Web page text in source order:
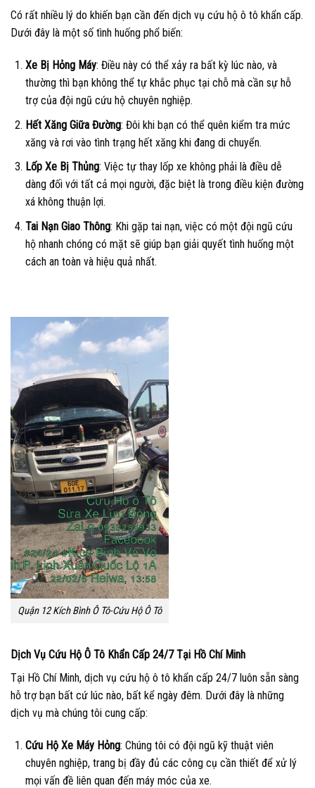
Có rất nhiều lý do khiến bạn cần đến dịch vụ cứu hộ ô tô khẩn cấp.
Dưới đây là một số tình huống phổ biến:
Xe Bị Hỏng Máy: Điều này có thể xảy ra bất kỳ lúc nào, và
thường thì bạn không thể tự khắc phục tại chỗ mà cần sự hỗ
trợ của đội ngũ cứu hộ chuyên nghiệp.
Hết Xăng Giữa Đường: Đôi khi bạn có thể quên kiểm tra mức
xăng và rơi vào tình trạng hết xăng khi đang di chuyển.
Lốp Xe Bị Thủng: Việc tự thay lốp xe không phải là điều dễ
dàng đối với tất cả mọi người, đặc biệt là trong điều kiện đường
xá không thuận lợi.
Tai Nạn Giao Thông: Khi gặp tai nạn, việc có một đội ngũ cứu
hộ nhanh chóng có mặt sẽ giúp bạn giải quyết tình huống một
cách an toàn và hiệu quả nhất.
Quận 12 Kích Bình Ô Tô-Cứu Hộ Ô Tô
Dịch Vụ Cứu Hộ Ô Tô Khẩn Cấp 24/7 Tại Hồ Chí Minh
Tại Hồ Chí Minh, dịch vụ cứu hộ ô tô khẩn cấp 24/7 luôn sẵn sàng
hỗ trợ bạn bất cứ lúc nào, bất kể ngày đêm. Dưới đây là những
dịch vụ mà chúng tôi cung cấp:
Cứu Hộ Xe Máy Hỏng: Chúng tôi có đội ngũ kỹ thuật viên
chuyên nghiệp, trang bị đầy đủ các công cụ cần thiết để xử lý
mọi vấn đề liên quan đến máy móc của xe.